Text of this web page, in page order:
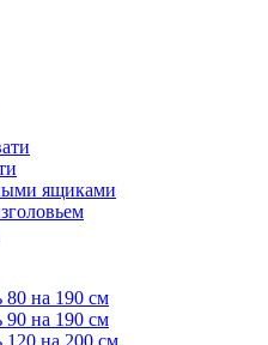
ящиками
80 на 190 см
90 на 190 см
120 на 200 см